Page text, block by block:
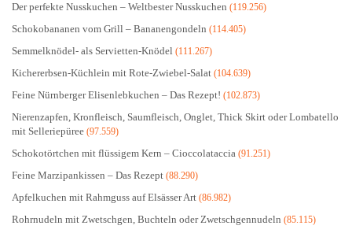
Der perfekte Nusskuchen – Weltbester Nusskuchen (119.256)
Schokobananen vom Grill – Bananengondeln (114.405)
Semmelknödel- als Servietten-Knödel (111.267)
Kichererbsen-Küchlein mit Rote-Zwiebel-Salat (104.639)
Feine Nürnberger Elisenlebkuchen – Das Rezept! (102.873)
Nierenzapfen, Kronfleisch, Saumfleisch, Onglet, Thick Skirt oder Lombatello
mit Selleriepüree (97.559)
Schokotörtchen mit flüssigem Kern – Cioccolataccia (91.251)
Feine Marzipankissen – Das Rezept (88.290)
Apfelkuchen mit Rahmguss auf Elsässer Art (86.982)
Rohrnudeln mit Zwetschgen, Buchteln oder Zwetschgennudeln (85.115)